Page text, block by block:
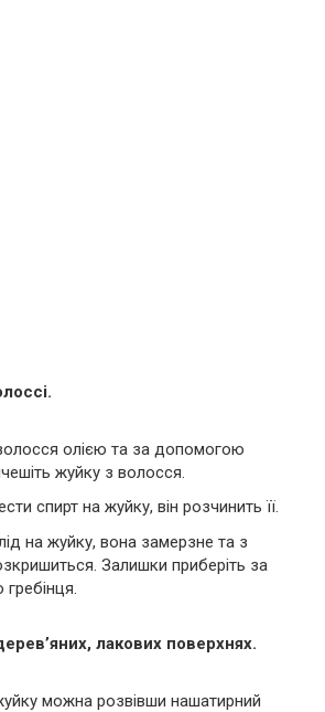
олією та за допомогою
жуйку з волосся.
спирт на жуйку, він розчинить її.
на жуйку, вона замерзне та з
Залишки приберіть за
лакових поверхнях.
можна розвівши нашатирний